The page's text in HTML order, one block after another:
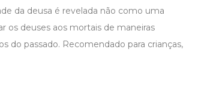
da deusa é revelada não como uma
os deuses aos mortais de maneiras
do passado. Recomendado para crianças,